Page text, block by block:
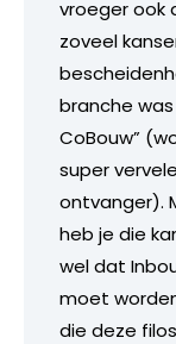
vroeger ook
zoveel
branche
CoBouw”
super
ontvanger).
heb je die
wel dat
moet
die deze